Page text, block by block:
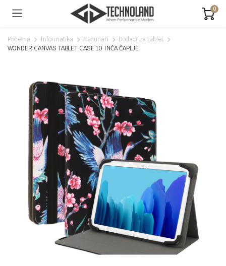
0
Početna Informatika Racunari
Dodaci za tablet
WONDER CANVAS TABLET CASE 10 INČA ČAPLJE